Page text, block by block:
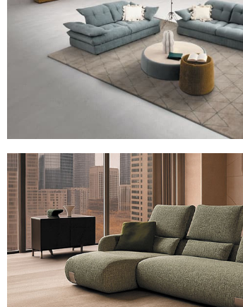
Le canapé 3 places avance/recule avec 2
down".
1873 CLOUD
Le canapé 3 places avec 2 assises avance /
têtières relevables